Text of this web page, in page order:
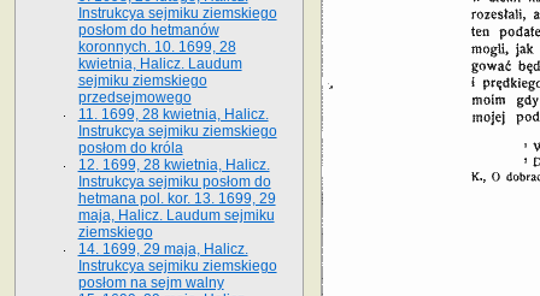
Instrukcya sejmiku ziemskiego
posłom do hetmanów
koronnych. 10. 1699, 28
kwietnia, Halicz. Laudum
sejmiku ziemskiego
przedsejmowego
11. 1699, 28 kwietnia, Halicz.
Instrukcya sejmiku ziemskiego
posłom do króla
12. 1699, 28 kwietnia, Halicz.
Instrukcya sejmiku posłom do
hetmana pol. kor. 13. 1699, 29
maja, Halicz. Laudum sejmiku
ziemskiego
14. 1699, 29 maja, Halicz.
Instrukcya sejmiku ziemskiego
posłom na sejm walny